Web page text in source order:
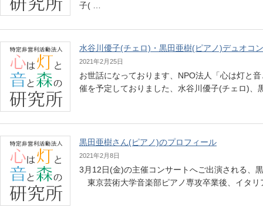
子( …
水谷川優子(チェロ)・黒田亜樹(ピアノ)デュオコ
2021年2月25日
お世話になっております、NPO法人「心は灯と
催を予定しておりました、水谷川優子(チェロ)
黒田亜樹さん(ピアノ)のプロフィール
2021年2月8日
3月12日(金)の主催コンサートへご出演される、
東京芸術大学音楽部ピアノ専攻卒業後、イ